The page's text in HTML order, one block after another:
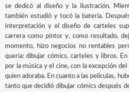
se dedicó al diseño y la ilustración.
también estudió y tocó la batería.
interpretación y el diseño de carteles
carrera como pintor y, como resultado,
momento, hizo negocios no rentables
quería: dibujar cómics, carteles y libros.
por la música y el cine, con la excepción
quien adoraba. En cuanto a las películas,
tanto que decidió dibujar cómics después